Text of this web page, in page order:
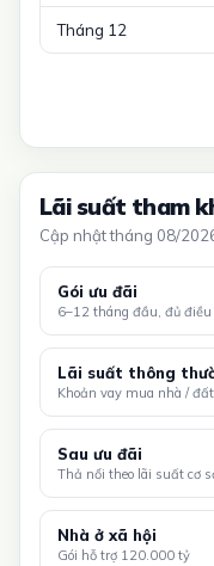
Tháng 12
Lãi suất tham
Cập nhật tháng 08/
Gói ưu đãi
6–12 tháng đầu, đủ điều
Lãi suất thông
Khoản vay mua nhà /
Sau ưu đãi
Thả nổi theo lãi suất cơ
Nhà ở xã hội
Gói hỗ trợ 120.000 tỷ